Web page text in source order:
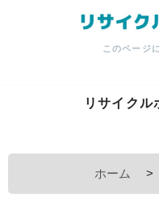
ッ
このページ
リサイクル
ホーム